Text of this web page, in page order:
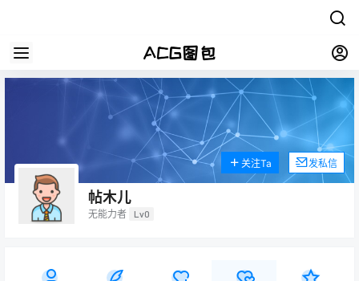
帖木儿
无能力者 Lv0
关注Ta 发私信